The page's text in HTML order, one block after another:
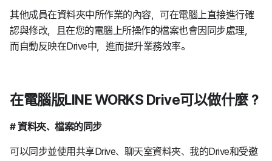
其他成員在資料夾中所作業的內容，可在電腦上直接進行確
認與修改，且在您的電腦上所操作的檔案也會因同步處理，
而自動反映在Drive中，進而提升業務效率。
在電腦版LINE WORKS Drive可以做什麼？
# 資料夾、檔案的同步
可以同步並使用共享Drive、聊天室資料夾、我的Drive和受邀